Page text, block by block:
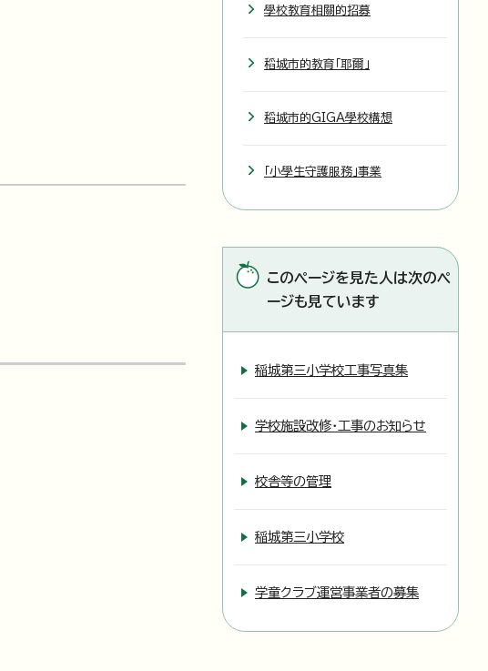
學校教育相關的招募
稻城市的教育「耶爾」
稻城市的GIGA學校構想
「小學生守護服務」事業
このページを見た人は次のペ
ージも見ています
稲城第三小学校工事写真集
学校施設改修・工事のお知らせ
校舎等の管理
稲城第三小学校
学童クラブ運営事業者の募集